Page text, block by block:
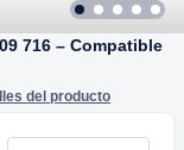
716 – Compatible
del producto